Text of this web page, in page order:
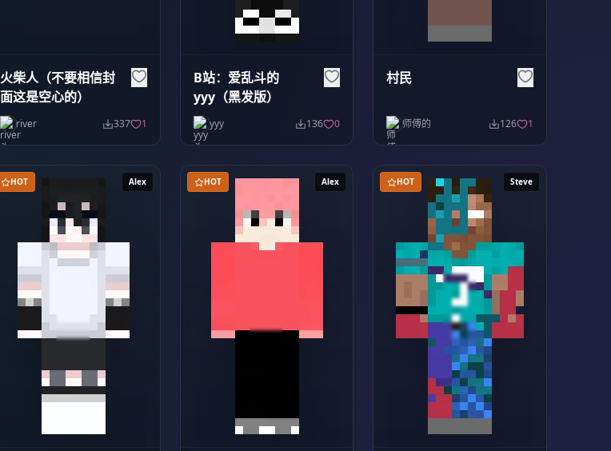
火柴人（不要相信封
面这是空心的）
river 337 1
B站：爱乱斗的
yyy（黑发版）
yyy 136 0
村民
师傅的 126 1
Alex
HOT Alex
HOT Steve
HOT